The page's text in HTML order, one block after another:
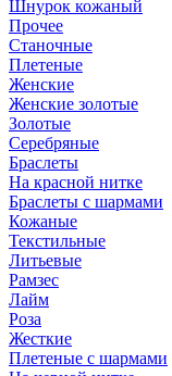
Шнурок кожаный
Прочее
Станочные
Плетеные
Женские
Женские золотые
Золотые
Серебряные
Браслеты
На красной нитке
Браслеты с шармами
Кожаные
Текстильные
Литьевые
Рамзес
Лайм
Роза
Жесткие
Плетеные с шармами